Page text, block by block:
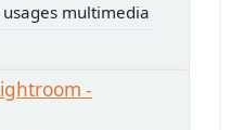
multimedia
-